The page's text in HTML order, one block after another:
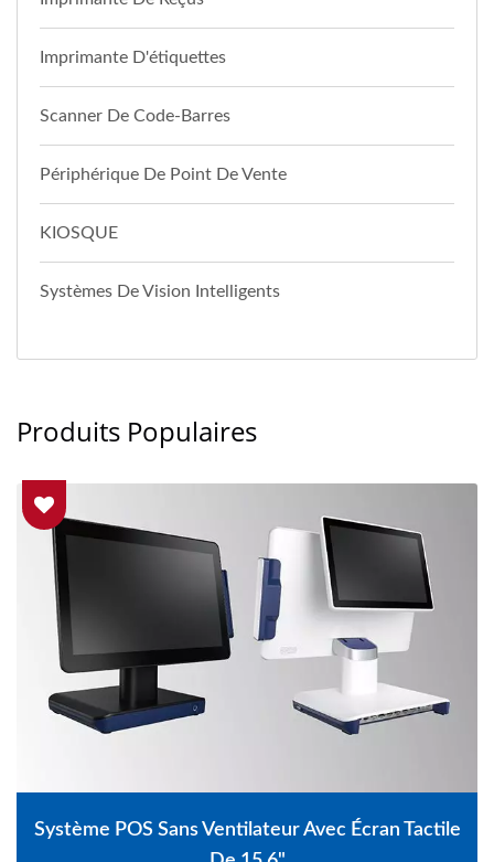
Imprimante D'étiquettes
Scanner De Code-Barres
Périphérique De Point De Vente
KIOSQUE
Systèmes De Vision Intelligents
Produits Populaires
Système POS Sans Ventilateur Avec Écran Tactile